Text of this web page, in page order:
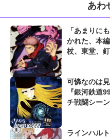
あわ
「あまりに
かれた、本
杖、東堂、
可憐なのは
『銀河鉄道
チ戦闘シーン
ラインハル